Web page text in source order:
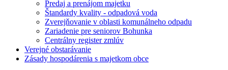
Predaj a prenájom majetku
Štandardy kvality - odpadová voda
Zverejňovanie v oblasti komunálneho odpadu
Zariadenie pre seniorov Bohunka
Centrálny register zmlúv
Verejné obstarávanie
Zásady hospodárenia s majetkom obce